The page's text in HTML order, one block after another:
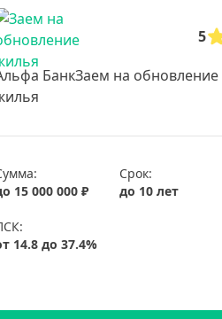
5
БанкЗаем на обновление
15 000 000 ₽
Срок:
до 10 лет